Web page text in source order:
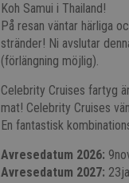
Koh Samui i Thailand!
På resan väntar härliga
stränder! Ni avslutar
(förlängning möjlig).
Celebrity Cruises fartyg
mat! Celebrity Cruises
En fantastisk
Avresedatum 2026:
Avresedatum 2027: